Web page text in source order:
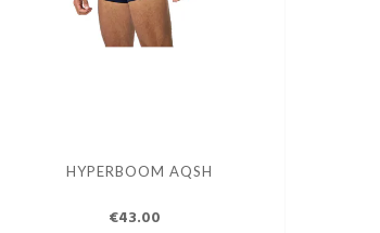
HYPERBOOM AQSH
€43.00